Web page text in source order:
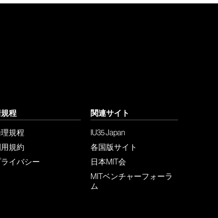
程
規程
規約
イバシー
関連サイト
IU35 Japan
各国版サイト
日本MIT会
MITベンチャーフォーラ
ム